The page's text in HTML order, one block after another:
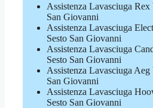
Assistenza Lavasciuga
San Giovanni
Assistenza Lavasciuga
Sesto San Giovanni
Assistenza Lavasciuga
Sesto San Giovanni
Assistenza Lavasciuga
San Giovanni
Assistenza Lavasciuga
Sesto San Giovanni